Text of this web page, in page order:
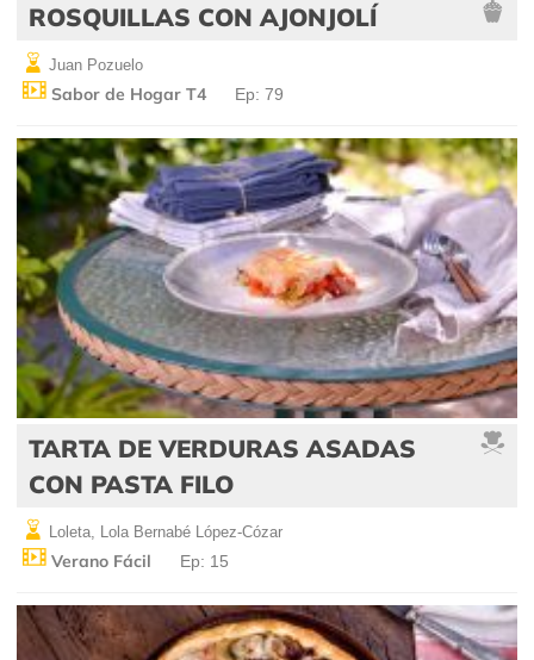
ROSQUILLAS CON AJONJOLÍ
Juan Pozuelo
Sabor de Hogar T4 Ep: 79
TARTA DE VERDURAS ASADAS
CON PASTA FILO
Loleta, Lola Bernabé López-Cózar
Verano Fácil Ep: 15